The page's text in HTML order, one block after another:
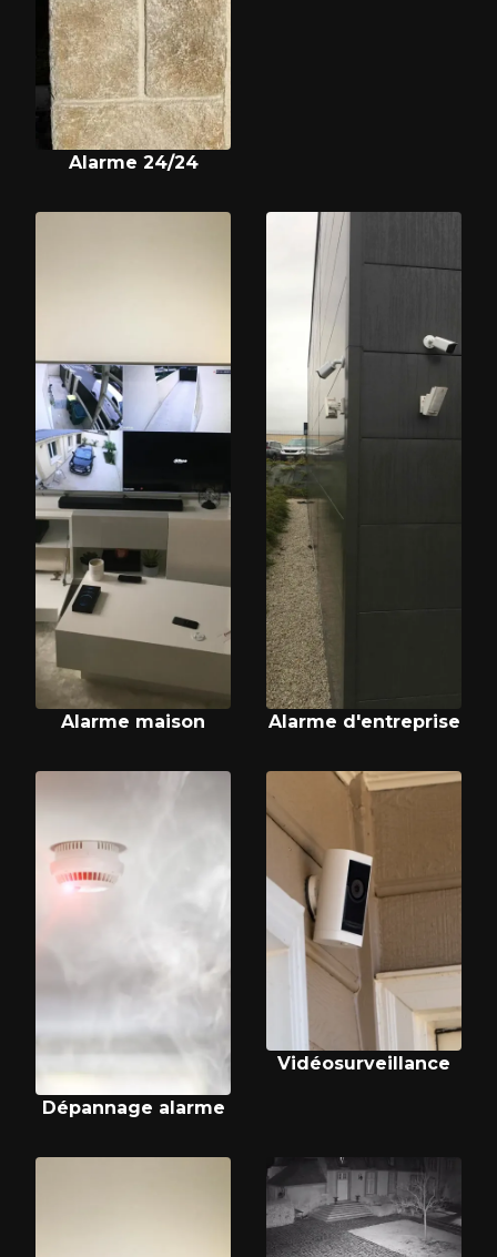
Alarme 24/24
Alarme maison Alarme d'entreprise
Dépannage alarme
Vidéosurveillance